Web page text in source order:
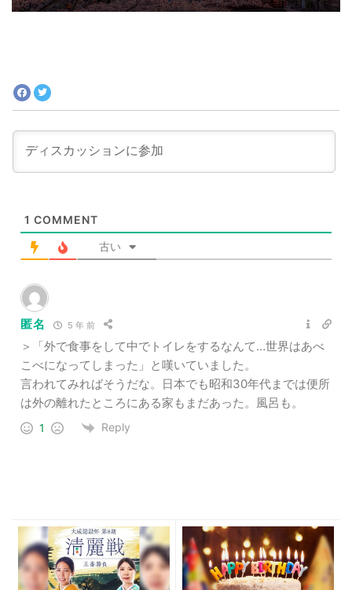
1 COMMENT
古い
匿名 5 年 前
＞「外で食事をして中でトイレをするなんて…世界はあべ
こべになってしまった」と嘆いていました。
言われてみればそうだな。日本でも昭和30年代までは便所
は外の離れたところにある家もまだあった。風呂も。
1 Reply